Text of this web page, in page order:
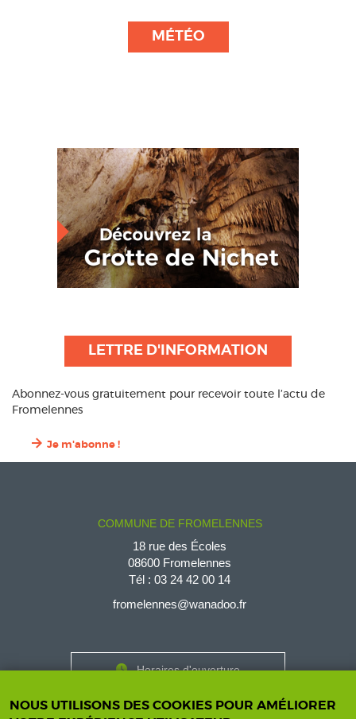
MÉTÉO
LETTRE D'INFORMATION
Abonnez-vous gratuitement pour recevoir toute l’actu de
Fromelennes
Je m'abonne !
COMMUNE DE FROMELENNES
18 rue des Écoles
08600 Fromelennes
Tél : 03 24 42 00 14
fromelennes@wanadoo.fr
Horaires
Horaires d'ouverture
NOUS UTILISONS DES COOKIES POUR AMÉLIORER